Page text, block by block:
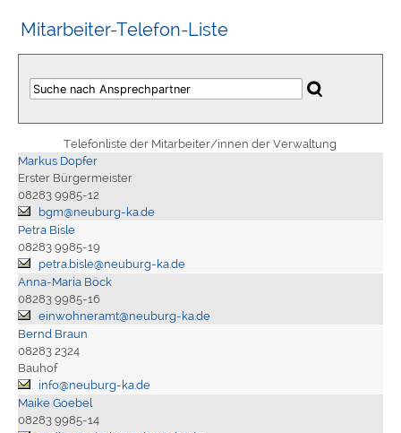
Mitarbeiter-Telefon-Liste
Telefonliste der Mitarbeiter/innen der Verwaltung
Markus Dopfer
Erster Bürgermeister
08283 9985-12
bgm@neuburg-ka.de
Petra Bisle
08283 9985-19
petra.bisle@neuburg-ka.de
Anna-Maria Böck
08283 9985-16
einwohneramt@neuburg-ka.de
Bernd Braun
08283 2324
Bauhof
info@neuburg-ka.de
Maike Goebel
08283 9985-14